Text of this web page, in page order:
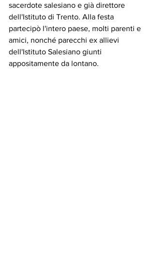
sacerdote salesiano e già direttore
dell'Istituto di Trento. Alla festa
partecipò l'intero paese, molti parenti e
amici, nonché parecchi ex allievi
dell'Istituto Salesiano giunti
appositamente da lontano.